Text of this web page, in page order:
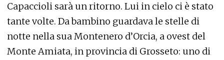
Capaccioli sarà un ritorno. Lui in cielo ci è stato
tante volte. Da bambino guardava le stelle di
notte nella sua Montenero d’Orcia, a ovest del
Monte Amiata, in provincia di Grosseto: uno di